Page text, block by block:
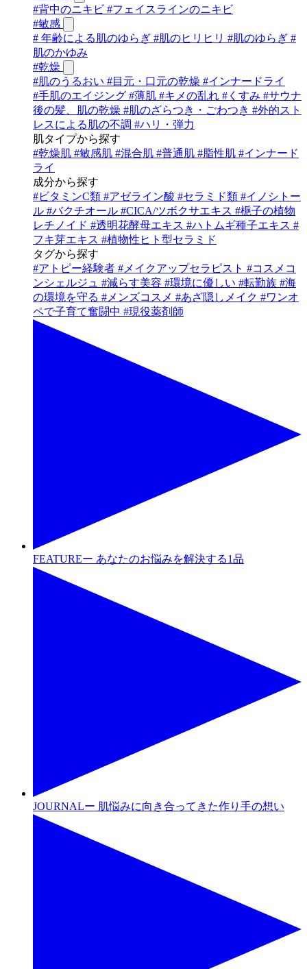
#背中のニキビ #フェイスラインのニキビ
#敏感
# 年齢による肌のゆらぎ #肌のヒリヒリ #肌のゆらぎ #
肌のかゆみ
#乾燥
#肌のうるおい #目元・口元の乾燥 #インナードライ
#手肌のエイジング #薄肌 #キメの乱れ # くすみ #サウナ
後の髪、肌の乾燥 #肌のざらつき・ごわつき #外的スト
レスによる肌の不調 #ハリ・弾力
肌タイプから探す
#乾燥肌 #敏感肌 #混合肌 #普通肌 #脂性肌 #インナード
ライ
成分から探す
#ビタミンC類 #アゼライン酸 #セラミド類 #イノシトー
ル #バクチオール #CICA/ツボクサエキス #梔子の植物
レチノイド #透明花酵母エキス #ハトムギ種子エキス #
フキ芽エキス #植物性ヒト型セラミド
タグから探す
#アトピー経験者 # メイクアップセラピスト #コスメコ
ンシェルジュ #減らす美容 #環境に優しい #転勤族 #海
の環境を守る # メンズコスメ #あざ隠しメイク #ワンオ
ペで子育て奮闘中 #現役薬剤師
FEATUREー あなたのお悩みを解決する1品
JOURNALー 肌悩みに向き合ってきた作り手の想い